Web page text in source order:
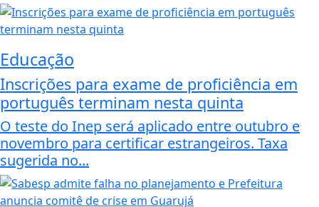
Educação
Inscrições para exame de proficiência em
português terminam nesta quinta
O teste do Inep será aplicado entre outubro e
novembro para certificar estrangeiros. Taxa
sugerida no...